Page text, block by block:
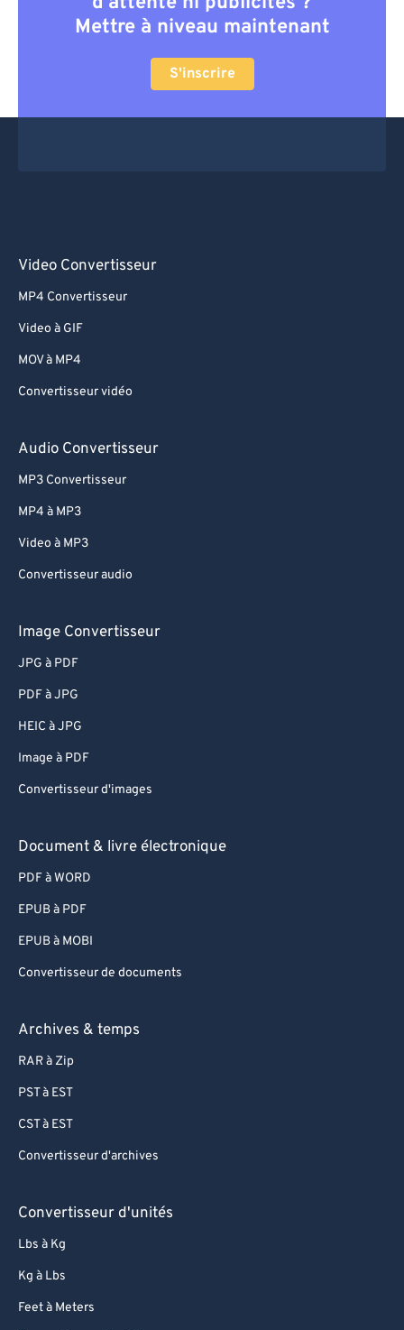
Mettre à niveau maintenant
S'inscrire
Video Convertisseur
MP4 Convertisseur
Video à GIF
MOV à MP4
Convertisseur vidéo
Audio Convertisseur
MP3 Convertisseur
MP4 à MP3
Video à MP3
Convertisseur audio
Image Convertisseur
JPG à PDF
PDF à JPG
HEIC à JPG
Image à PDF
Convertisseur d'images
Document & livre électronique
PDF à WORD
EPUB à PDF
EPUB à MOBI
Convertisseur de documents
Archives & temps
RAR à Zip
PST à EST
CST à EST
Convertisseur d'archives
Convertisseur d'unités
Lbs à Kg
Kg à Lbs
Feet à Meters